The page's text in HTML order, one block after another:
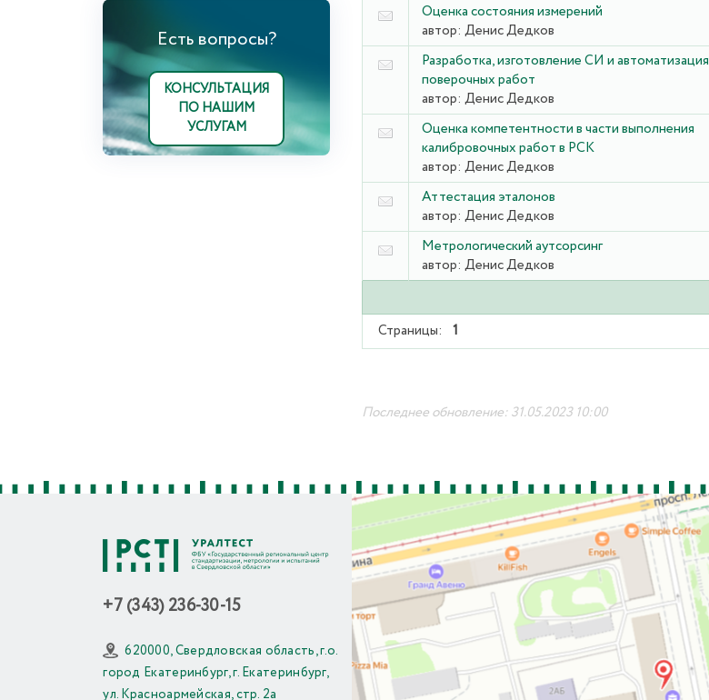
Есть вопросы?
КОНСУЛЬТАЦИЯ
ПО НАШИМ
УСЛУГАМ
Оценка состояния измерений
автор: Денис Дедков
Разработка, изготовление СИ и автоматизация
поверочных работ
автор: Денис Дедков
Оценка компетентности в части выполнения
калибровочных работ в РСК
автор: Денис Дедков
Аттестация эталонов
автор: Денис Дедков
Метрологический аутсорсинг
автор: Денис Дедков
Страницы: 1
Последнее обновление: 31.05.2023 10:00
+7 (343) 236-30-15
620000, Свердловская область, г.о.
город Екатеринбург, г. Екатеринбург,
ул. Красноармейская, стр. 2а